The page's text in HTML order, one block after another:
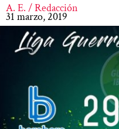
A. E. / Redacción
31 marzo, 2019